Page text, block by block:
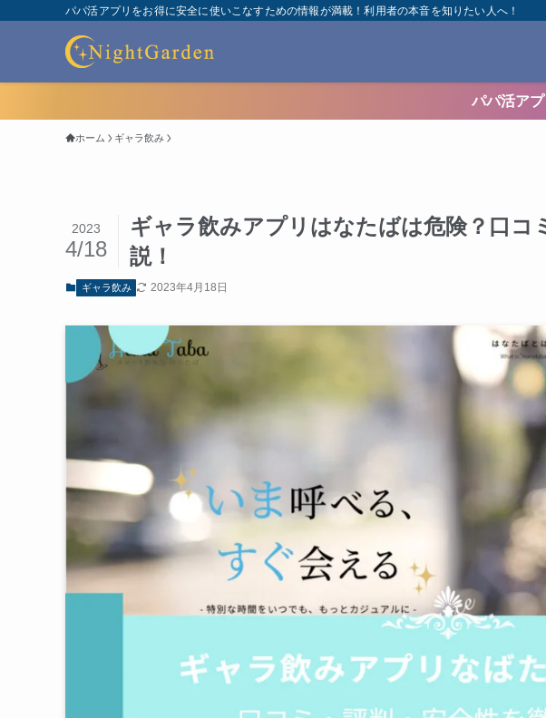
パパ活アプリをお得に安全に使いこなすための情報が満載！利用者の本音を知りたい人へ！
パパ活ア
ホーム ギャラ飲み
ギャラ飲みアプリはなたばは危険？口コ
説！
2023
4/18
ギャラ飲み 2023年4月18日